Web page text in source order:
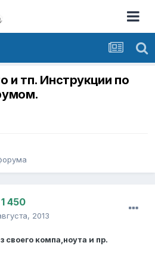
и тп. Инструкции по
1 450
2013
своего компа,ноута и пр.